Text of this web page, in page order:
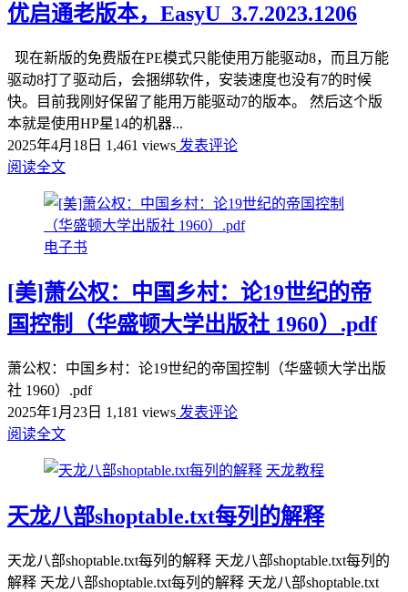
优启通老版本，EasyU_3.7.2023.1206
现在新版的免费版在PE模式只能使用万能驱动8，而且万能
驱动8打了驱动后，会捆绑软件，安装速度也没有7的时候
快。目前我刚好保留了能用万能驱动7的版本。 然后这个版
本就是使用HP星14的机器...
2025年4月18日 1,461 views 发表评论
阅读全文
电子书
[美]萧公权：中国乡村：论19世纪的帝
国控制（华盛顿大学出版社 1960）.pdf
萧公权：中国乡村：论19世纪的帝国控制（华盛顿大学出版
社 1960）.pdf
2025年1月23日 1,181 views 发表评论
阅读全文
天龙教程
天龙八部shoptable.txt每列的解释
天龙八部shoptable.txt每列的解释 天龙八部shoptable.txt每列的
解释 天龙八部shoptable.txt每列的解释 天龙八部shoptable.txt